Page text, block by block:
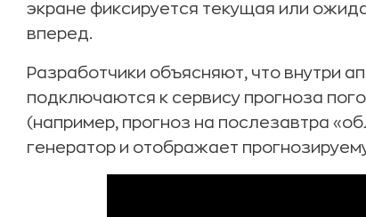
экране фиксируется текущая или
вперед.
Разработчики объясняют, что внутри
подключаются к сервису прогноза
(например, прогноз на послезавтра
генератор и отображает